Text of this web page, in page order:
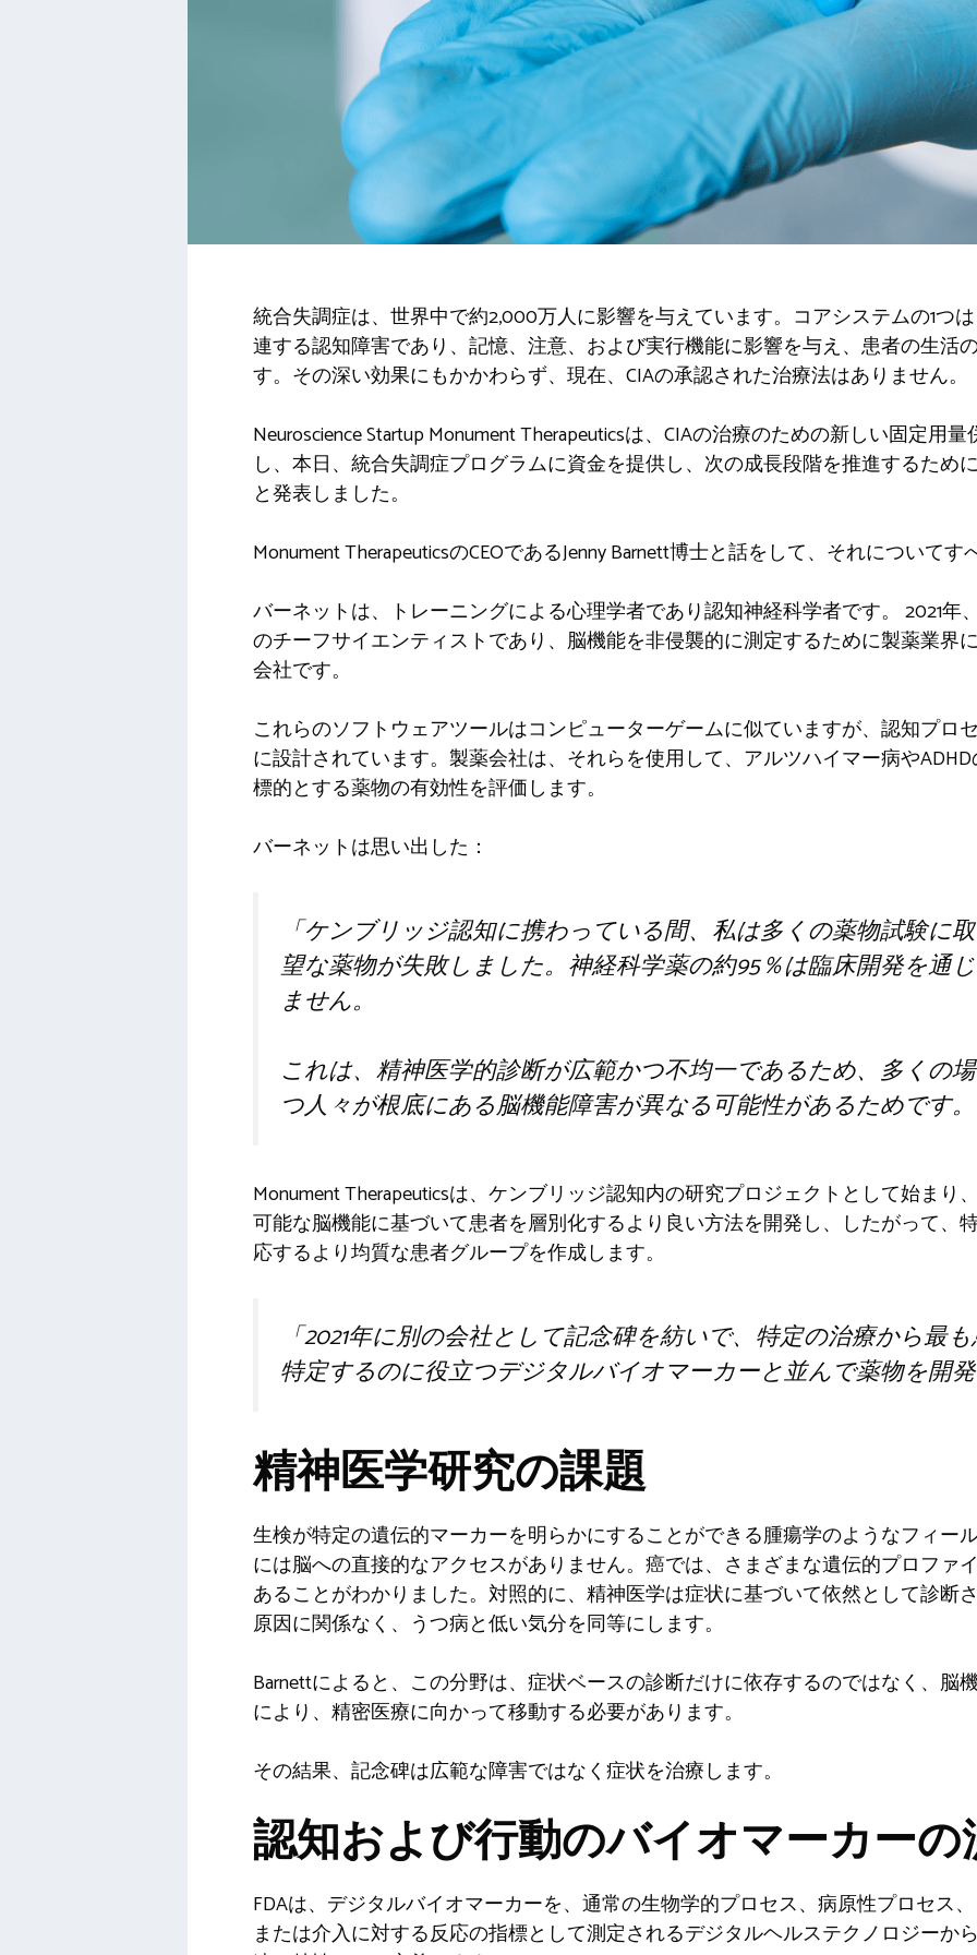
統合失調症は、世界中で約2,000万人に影響を与えています。コアシステムの1つ
連する認知障害であり、記憶、注意、および実行機能に影響を与え、患者の生活
す。その深い効果にもかかわらず、現在、CIAの承認された治療法はありません。
Neuroscience Startup Monument Therapeuticsは、CIAの治療のための新しい固定用
し、本日、統合失調症プログラムに資金を提供し、次の成長段階を推進するため
と発表しました。
Monument TherapeuticsのCEOであるJenny Barnett博士と話をして、それについて
バーネットは、トレーニングによる心理学者であり認知神経科学者です。 2021年
のチーフサイエンティストであり、脳機能を非侵襲的に測定するために製薬業界
会社です。
これらのソフトウェアツールはコンピューターゲームに似ていますが、認知プロ
に設計されています。製薬会社は、それらを使用して、アルツハイマー病や
標的とする薬物の有効性を評価します。
バーネットは思い出した：
「ケンブリッジ認知に携わっている間、私は多くの薬物試験に
望な薬物が失敗しました。神経科学薬の約95％は臨床開発を通
ません。
これは、精神医学的診断が広範かつ不均一であるため、多くの
つ人々が根底にある脳機能障害が異なる可能性があるためです
Monument Therapeuticsは、ケンブリッジ認知内の研究プロジェクトとして始まり
可能な脳機能に基づいて患者を層別化するより良い方法を開発し、したがって、
応するより均質な患者グループを作成します。
「2021年に別の会社として記念碑を紡いで、特定の治療から最
特定するのに役立つデジタルバイオマーカーと並んで薬物を開
精神医学研究の課題
生検が特定の遺伝的マーカーを明らかにすることができる腫瘍学のようなフィー
には脳への直接的なアクセスがありません。癌では、さまざまな遺伝的プロファ
あることがわかりました。対照的に、精神医学は症状に基づいて依然として診断
原因に関係なく、うつ病と低い気分を同等にします。
Barnettによると、この分野は、症状ベースの診断だけに依存するのではなく、脳
により、精密医療に向かって移動する必要があります。
その結果、記念碑は広範な障害ではなく症状を治療します。
認知および行動のバイオマーカーの
FDAは、デジタルバイオマーカーを、通常の生物学的プロセス、病原性プロセス
または介入に対する反応の指標として測定されるデジタルヘルステクノロジーか